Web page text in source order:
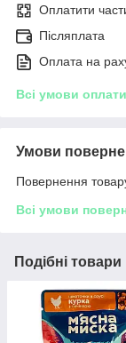
Оплатити
Післяплата
Оплата на
Всі умови оплати
Умови
Повернення
Всі умови
Подібні товари